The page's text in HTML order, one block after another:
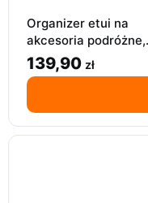
Organizer etui na
akcesoria podróżne,
Apple MacBook
iPhone torba
139,90 zł